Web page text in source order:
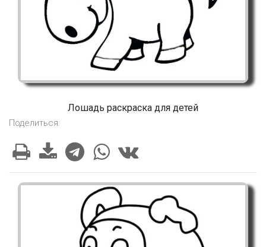
Лошадь раскраска для детей
Поделиться: